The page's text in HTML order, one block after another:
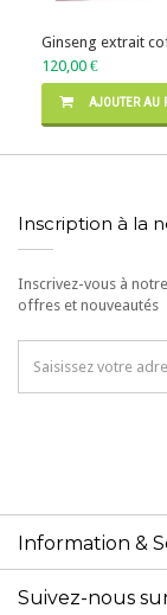
Ginseng extrait
120,00 €
AJOUTER AU
Inscription à la
Inscrivez-vous à
offres et nouveautés
Information &
Suivez-nous